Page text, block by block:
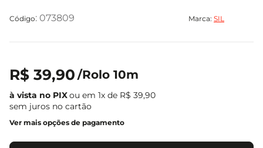
: 073809 Marca: SIL
R$ 39,90 /Rolo 10m
ou em 1x de R$ 39,90
sem juros no cartão
Ver mais opções de pagamento
4